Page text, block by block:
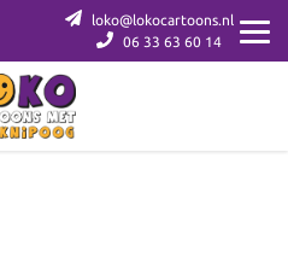
loko@lokocartoons.nl
06 33 63 60 14